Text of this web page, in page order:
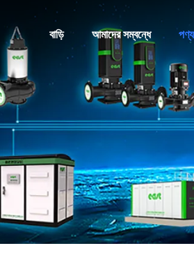
বাড়ি আমাদের সম্বন্ধে পণ্য